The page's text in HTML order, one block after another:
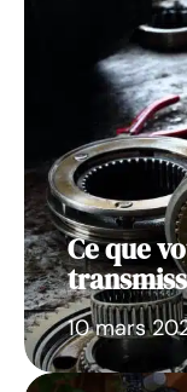
Ce que
10 mars